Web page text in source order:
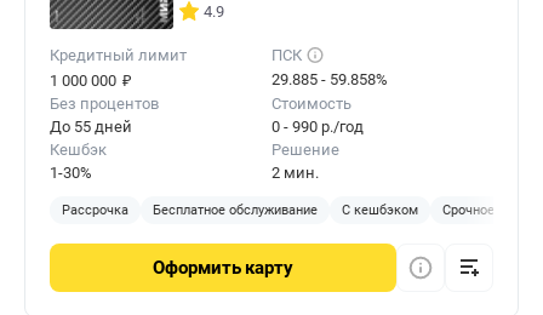
4.9
Кредитный лимит
1 000 000 ₽
ПСК
29.885 - 59.858%
Без процентов
До 55 дней
Стоимость
0 - 990 р./год
Кешбэк
1-30%
Решение
2 мин.
Рассрочка Бесплатное обслуживание С кешбэком Срочное
Оформить карту